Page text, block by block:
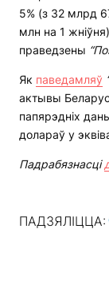
5% (з 32 млрд
млн на 1
праведзены
Як паведамляў
актывы
папярэдніх
долараў у
Падрабязнасці
ПАДЗЯЛІЦЦА: